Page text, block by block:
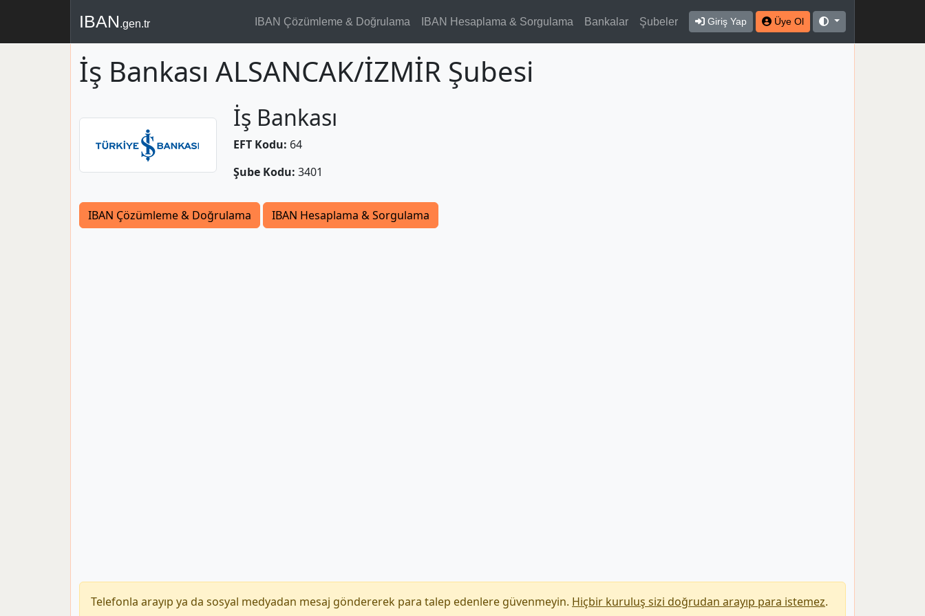
IBAN.gen.tr IBAN Çözümleme & Doğrulama IBAN Hesaplama & Sorgulama Bankalar Şubeler Giriş Yap Üye Ol
İş Bankası ALSANCAK/İZMİR Şubesi
İş Bankası
EFT Kodu: 64
Şube Kodu: 3401
IBAN Çözümleme & Doğrulama IBAN Hesaplama & Sorgulama
Telefonla arayıp ya da sosyal medyadan mesaj göndererek para talep edenlere güvenmeyin. Hiçbir kuruluş sizi doğrudan arayıp para istemez.